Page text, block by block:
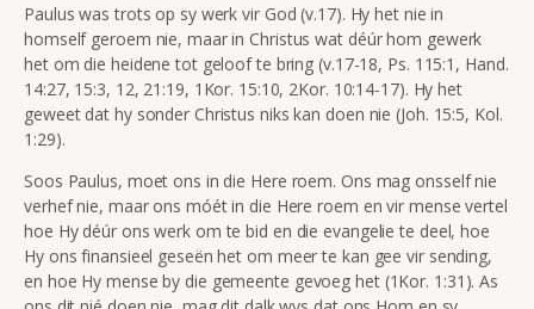
Paulus was trots op sy werk vir God (v.17). Hy het nie in
homself geroem nie, maar in Christus wat déúr hom gewerk
het om die heidene tot geloof te bring (v.17-18, Ps. 115:1, Hand.
14:27, 15:3, 12, 21:19, 1Kor. 15:10, 2Kor. 10:14-17). Hy het
geweet dat hy sonder Christus niks kan doen nie (Joh. 15:5, Kol.
1:29).
Soos Paulus, moet ons in die Here roem. Ons mag onsself nie
verhef nie, maar ons móét in die Here roem en vir mense vertel
hoe Hy déúr ons werk om te bid en die evangelie te deel, hoe
Hy ons finansieel geseën het om meer te kan gee vir sending,
en hoe Hy mense by die gemeente gevoeg het (1Kor. 1:31). As